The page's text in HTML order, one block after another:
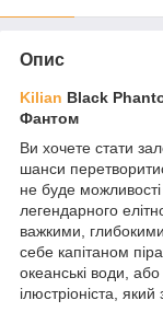
Опис
Kilian Black
Фантом
Ви хочете стати
шанси
не буде
легендарного
важкими,
себе капітаном
океанські води,
ілюстріоніста,